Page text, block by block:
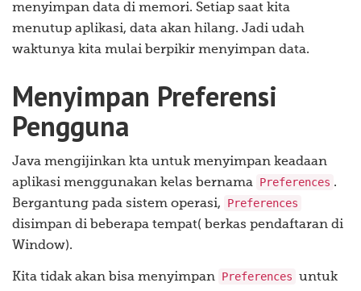
menyimpan data di memori. Setiap saat kita
menutup aplikasi, data akan hilang. Jadi udah
waktunya kita mulai berpikir menyimpan data.
Menyimpan Preferensi
Pengguna
Java mengijinkan kta untuk menyimpan keadaan
aplikasi menggunakan kelas bernama Preferences .
Bergantung pada sistem operasi,
Preferences
disimpan di beberapa tempat( berkas pendaftaran di
Window).
Kita tidak akan bisa menyimpan Preferences untuk